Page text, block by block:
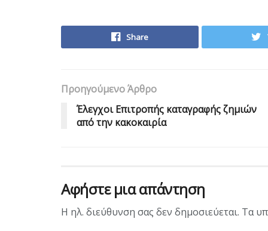
Share
Προηγούμενο Άρθρο
Έλεγχοι Επιτροπής καταγραφής ζημιών
από την κακοκαιρία
Αφήστε μια απάντηση
Η ηλ. διεύθυνση σας δεν δημοσιεύεται. Τα